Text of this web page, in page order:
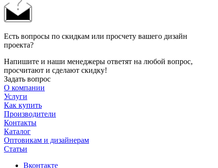
Есть вопросы по скидкам или просчету вашего дизайн
проекта?
Напишите и наши менеджеры ответят на любой вопрос,
просчитают и сделают скидку!
Задать вопрос
О компании
Услуги
Как купить
Производители
Контакты
Каталог
Оптовикам и дизайнерам
Статьи
Вконтакте